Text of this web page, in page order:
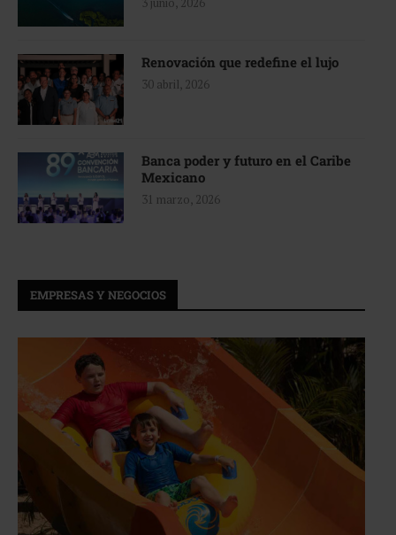
Renovación que redefine el lujo
30 abril, 2026
Banca poder y futuro en el Caribe
Mexicano
31 marzo, 2026
EMPRESAS Y NEGOCIOS